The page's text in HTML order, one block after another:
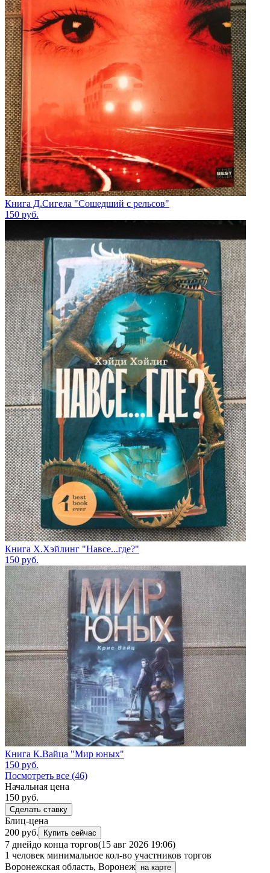
Книга Д.Сигела "Сошедший с рельсов"
150 руб.
Книга Х.Хэйлинг "Навсе...где?"
150 руб.
Книга К.Вайца "Мир юных"
150 руб.
Посмотреть все (46)
Начальная цена
150 руб.
Сделать ставку
Блиц-цена
200 руб.
Купить сейчас
7 днейдо конца торгов(15 авг 2026 19:06)
1 человек минимальное кол-во участников торгов
Воронежская область, Воронеж на карте